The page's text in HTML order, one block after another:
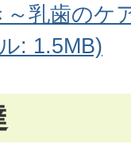
乳歯のケ
: 1.5MB)